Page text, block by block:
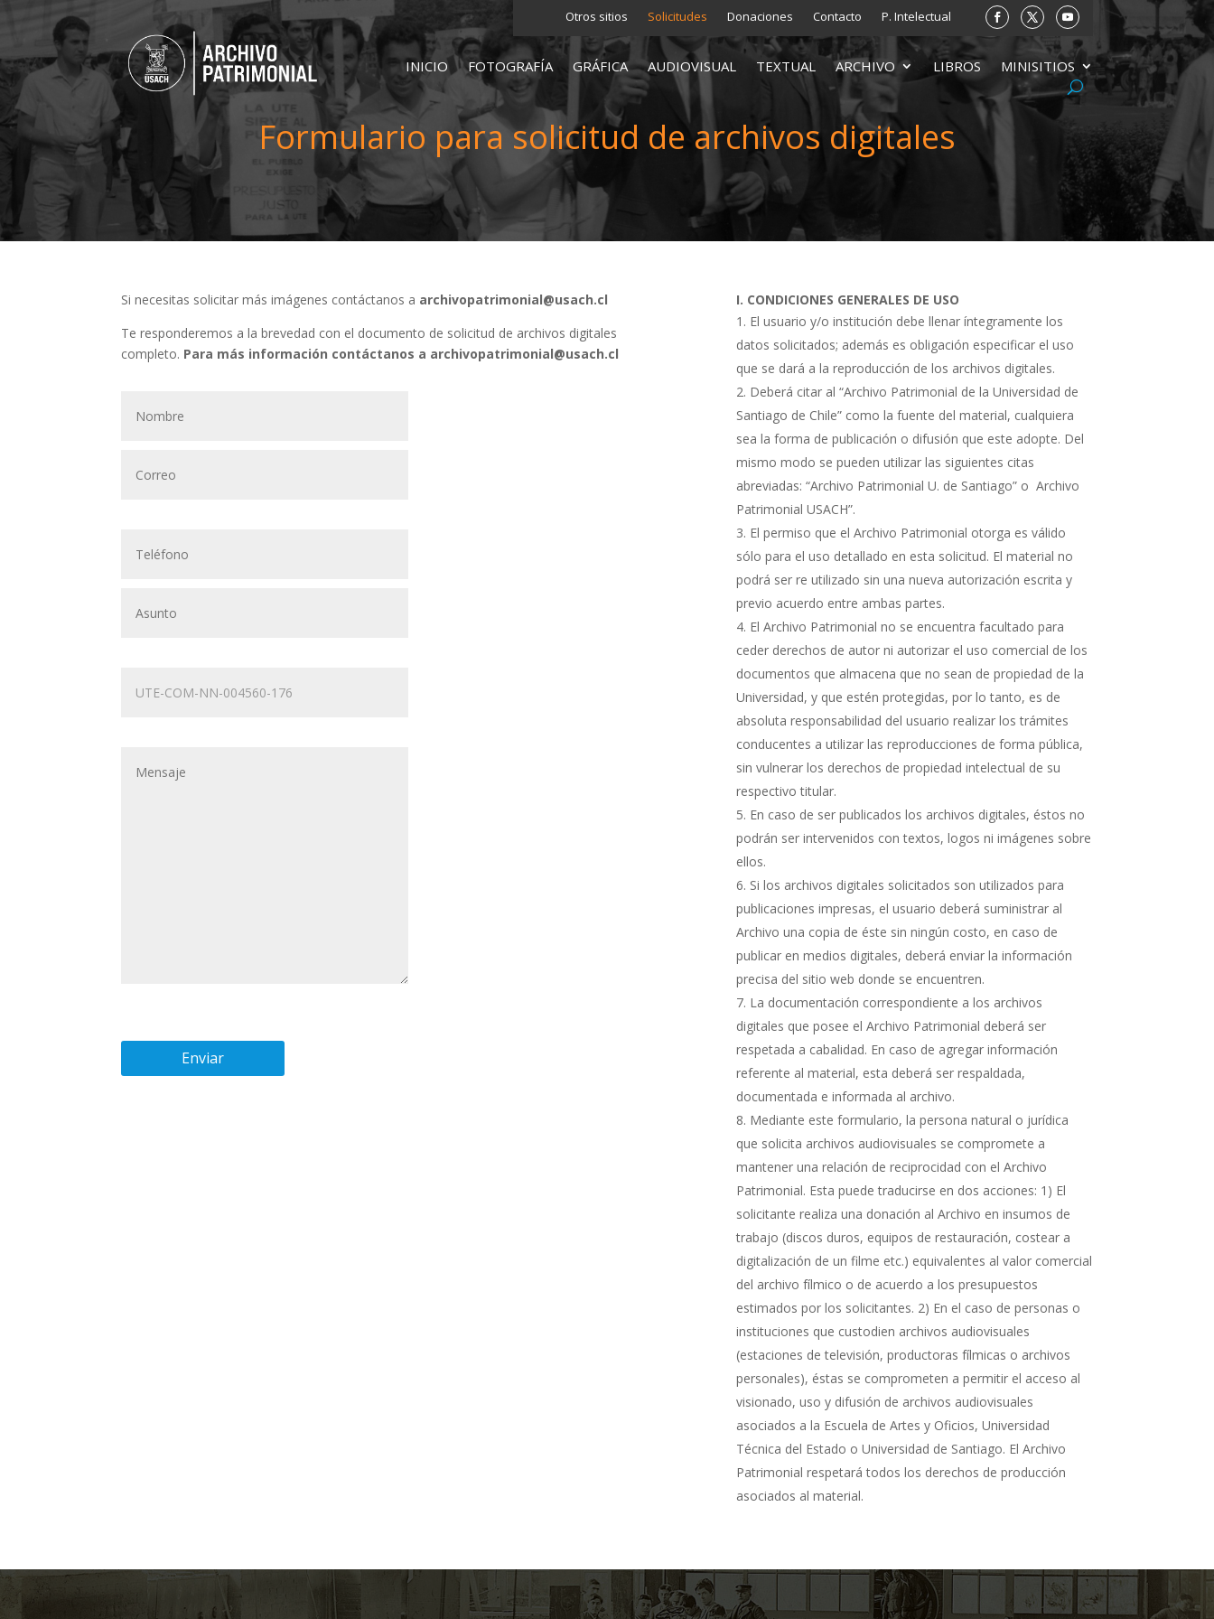
Otros sitios Solicitudes Donaciones Contacto P. Intelectual
INICIO FOTOGRAFÍA GRÁFICA AUDIOVISUAL TEXTUAL ARCHIVO LIBROS MINISITIOS
Formulario para solicitud de archivos digitales
Si necesitas solicitar más imágenes contáctanos a archivopatrimonial@usach.cl
Te responderemos a la brevedad con el documento de solicitud de archivos digitales
completo. Para más información contáctanos a archivopatrimonial@usach.cl
I. CONDICIONES GENERALES DE USO
El usuario y/o institución debe llenar íntegramente los
datos solicitados; además es obligación especificar el uso
que se dará a la reproducción de los archivos digitales.
Deberá citar al “Archivo Patrimonial de la Universidad de
Santiago de Chile” como la fuente del material, cualquiera
sea la forma de publicación o difusión que este adopte. Del
mismo modo se pueden utilizar las siguientes citas
abreviadas: “Archivo Patrimonial U. de Santiago” o Archivo
Patrimonial USACH”.
El permiso que el Archivo Patrimonial otorga es válido
sólo para el uso detallado en esta solicitud. El material no
podrá ser re utilizado sin una nueva autorización escrita y
previo acuerdo entre ambas partes.
El Archivo Patrimonial no se encuentra facultado para
ceder derechos de autor ni autorizar el uso comercial de los
documentos que almacena que no sean de propiedad de la
Universidad, y que estén protegidas, por lo tanto, es de
absoluta responsabilidad del usuario realizar los trámites
conducentes a utilizar las reproducciones de forma pública,
sin vulnerar los derechos de propiedad intelectual de su
respectivo titular.
En caso de ser publicados los archivos digitales, éstos no
podrán ser intervenidos con textos, logos ni imágenes sobre
ellos.
Si los archivos digitales solicitados son utilizados para
publicaciones impresas, el usuario deberá suministrar al
Archivo una copia de éste sin ningún costo, en caso de
publicar en medios digitales, deberá enviar la información
precisa del sitio web donde se encuentren.
La documentación correspondiente a los archivos
digitales que posee el Archivo Patrimonial deberá ser
respetada a cabalidad. En caso de agregar información
referente al material, esta deberá ser respaldada,
documentada e informada al archivo.
Mediante este formulario, la persona natural o jurídica
que solicita archivos audiovisuales se compromete a
mantener una relación de reciprocidad con el Archivo
Patrimonial. Esta puede traducirse en dos acciones: 1) El
solicitante realiza una donación al Archivo en insumos de
trabajo (discos duros, equipos de restauración, costear a
digitalización de un filme etc.) equivalentes al valor comercial
del archivo fílmico o de acuerdo a los presupuestos
estimados por los solicitantes. 2) En el caso de personas o
instituciones que custodien archivos audiovisuales
(estaciones de televisión, productoras fílmicas o archivos
personales), éstas se comprometen a permitir el acceso al
visionado, uso y difusión de archivos audiovisuales
asociados a la Escuela de Artes y Oficios, Universidad
Técnica del Estado o Universidad de Santiago. El Archivo
Patrimonial respetará todos los derechos de producción
asociados al material.